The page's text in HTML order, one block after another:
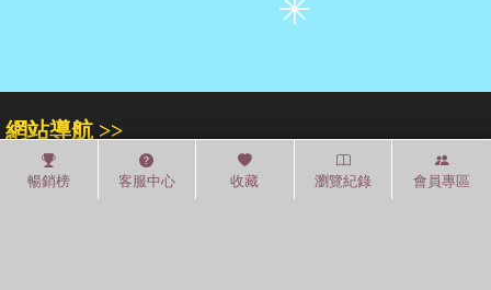
暢銷榜 客服中心 收藏 瀏覽紀錄 會員專區
網站導航 >>
關於我們 門市專區
人才招募
紅利積點
中文分類
圖書分類法